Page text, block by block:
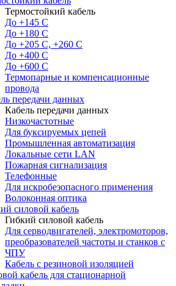
Термостойкий кабель
До +145 С
До +180 C
До +205 С, +260 С
До +400 C
До +600 С
Термопарные и компенсационные
провода
передачи данных
Кабель передачи данных
Низкочастотные
Для буксируемых цепей
Промышленная автоматизация
Локальные сети LAN
Пожарная сигнализация
Телефонные
Для искробезопасного применения
Волоконная оптика
силовой кабель
Гибкий силовой кабель
Для серводвигателей, электромоторов,
преобразователей частоты и станков с
ЧПУ
Кабель с резиновой изоляцией
кабель для стационарной